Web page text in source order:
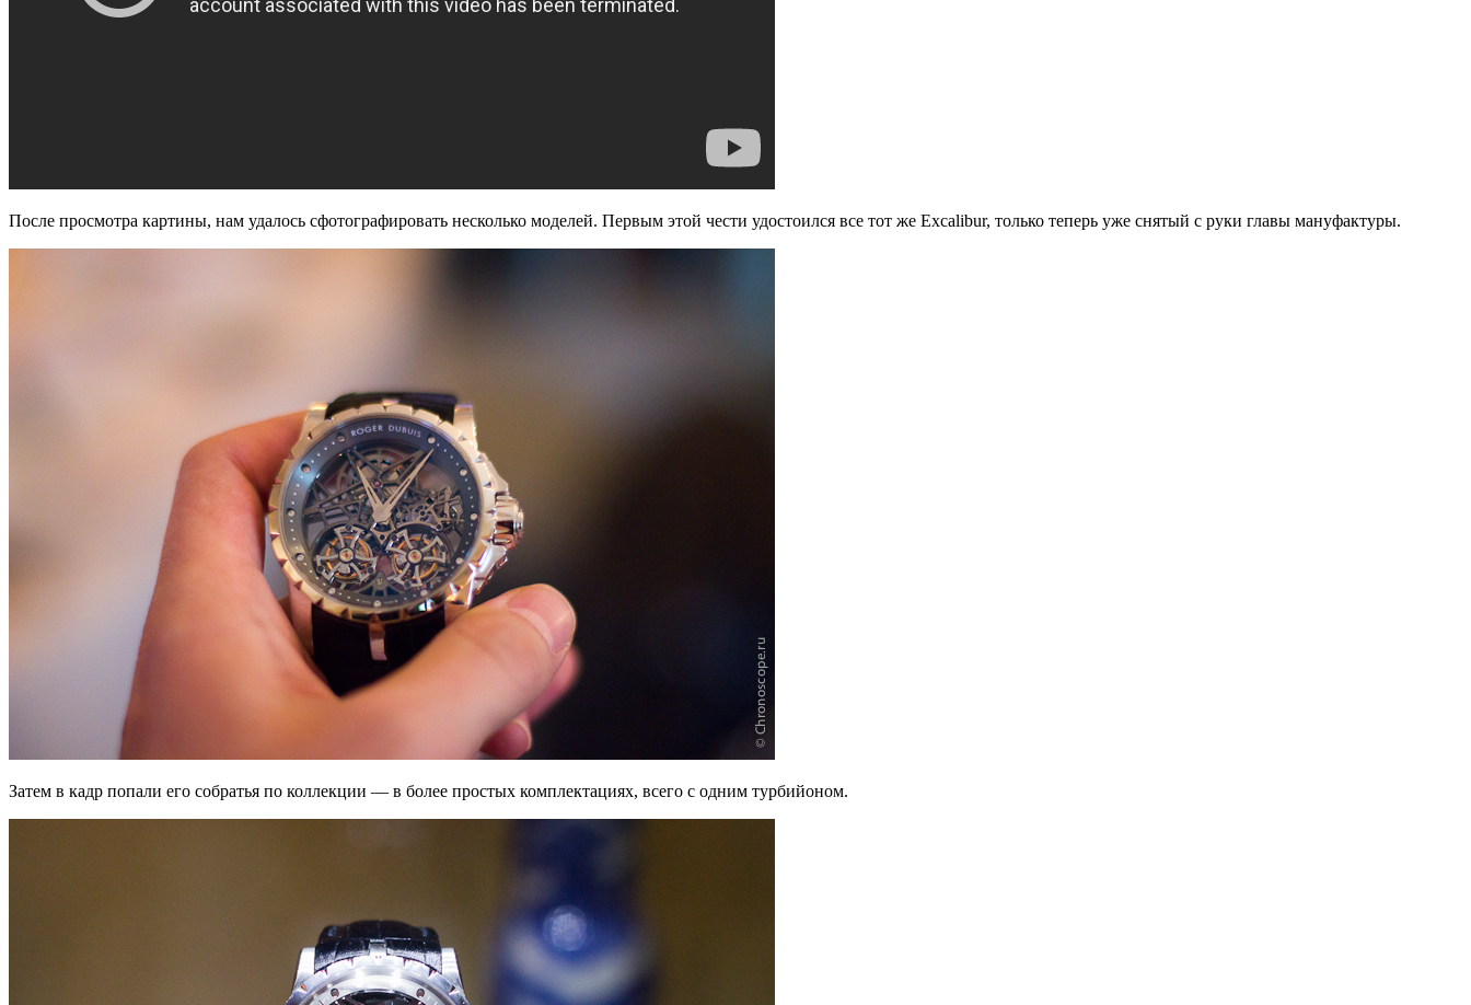
После просмотра картины, нам удалось сфотографировать несколько моделей. Первым этой чести удостоился все тот же Excalibur, только теперь уже снятый с руки главы мануфактуры.
Затем в кадр попали его собратья по коллекции — в более простых комплектациях, всего с одним турбийоном.